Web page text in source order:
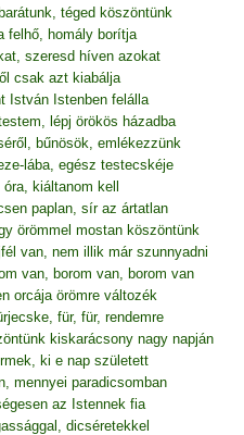
téged köszöntünk
felhő, homály borítja
szeresd híven azokat
csak azt kiabálja
István Istenben felálla
lépj örökös házadba
bűnösök, emlékezzünk
lába, egész testecskéje
kiáltanom kell
paplan, sír az ártatlan
örömmel mostan köszöntünk
van, nem illik már szunnyadni
van, borom van, borom van
orcája örömre változék
für, für, rendemre
kiskarácsony nagy napján
ki e nap született
mennyei paradicsomban
az Istennek fia
dicséretekkel